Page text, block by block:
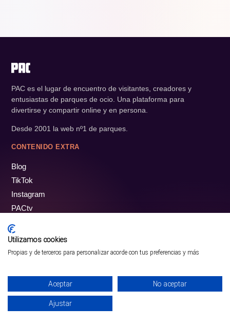
¡PÁSALO!
PAC es el lugar de encuentro de visitantes, creadores y
entusiastas de parques de ocio. Una plataforma para
divertirse y compartir online y en persona.
Desde 2001 la web nº1 de parques.
CONTENIDO EXTRA
Blog
TikTok
Instagram
PACtv
Parques temáticos
Parques acuáticos
Tarjeta Regalo
EMPRESA
Ser patrocinador
Utilizamos cookies
Propias y de terceros para personalizar acorde con tus preferencias y más
Aceptar No aceptar
Ajustar